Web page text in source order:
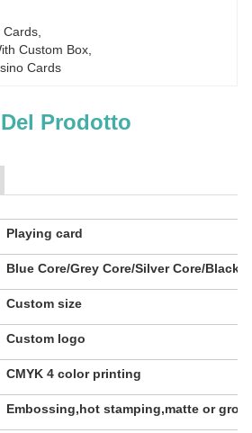
Cards
Custom Box
Cards
Prodotto
Playing card
Blue Core/Grey Core/Silver Core/Black
Custom size
Custom logo
CMYK 4 color printing
Embossing,hot stamping,matte or